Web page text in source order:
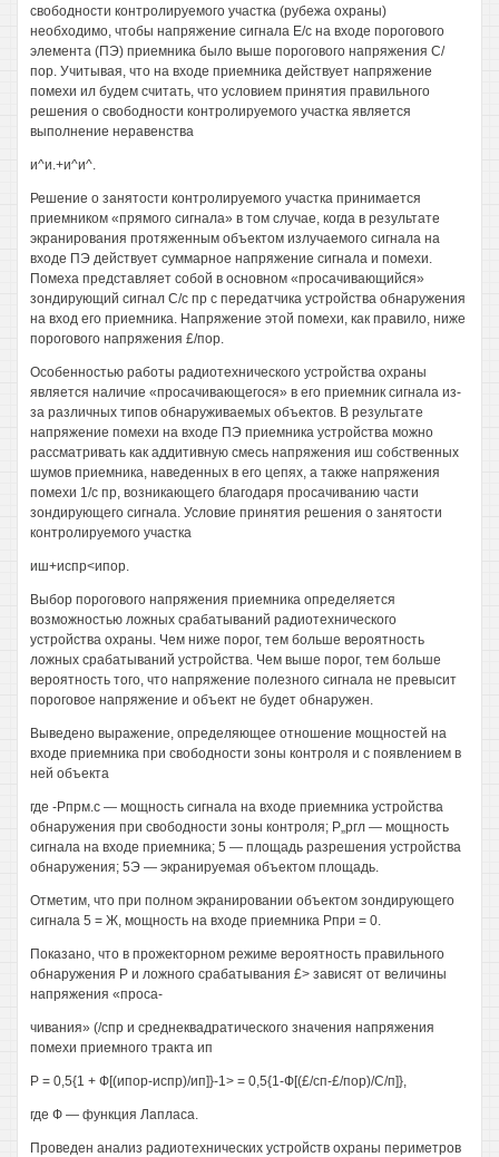
свободности контролируемого участка (рубежа охраны)
необходимо, чтобы напряжение сигнала Е/с на входе порогового
элемента (ПЭ) приемника было выше порогового напряжения С/
пор. Учитывая, что на входе приемника действует напряжение
помехи ил будем считать, что условием принятия правильного
решения о свободности контролируемого участка является
выполнение неравенства
и^и.+и^и^.
Решение о занятости контролируемого участка принимается
приемником «прямого сигнала» в том случае, когда в результате
экранирования протяженным объектом излучаемого сигнала на
входе ПЭ действует суммарное напряжение сигнала и помехи.
Помеха представляет собой в основном «просачивающийся»
зондирующий сигнал С/с пр с передатчика устройства обнаружения
на вход его приемника. Напряжение этой помехи, как правило, ниже
порогового напряжения £/пор.
Особенностью работы радиотехнического устройства охраны
является наличие «просачивающегося» в его приемник сигнала из-
за различных типов обнаруживаемых объектов. В результате
напряжение помехи на входе ПЭ приемника устройства можно
рассматривать как аддитивную смесь напряжения иш собственных
шумов приемника, наведенных в его цепях, а также напряжения
помехи 1/с пр, возникающего благодаря просачиванию части
зондирующего сигнала. Условие принятия решения о занятости
контролируемого участка
иш+испр<ипор.
Выбор порогового напряжения приемника определяется
возможностью ложных срабатываний радиотехнического
устройства охраны. Чем ниже порог, тем больше вероятность
ложных срабатываний устройства. Чем выше порог, тем больше
вероятность того, что напряжение полезного сигнала не превысит
пороговое напряжение и объект не будет обнаружен.
Выведено выражение, определяющее отношение мощностей на
входе приемника при свободности зоны контроля и с появлением в
ней объекта
где -Рпрм.с — мощность сигнала на входе приемника устройства
обнаружения при свободности зоны контроля; Р„ргл — мощность
сигнала на входе приемника; 5 — площадь разрешения устройства
обнаружения; 5Э — экранируемая объектом площадь.
Отметим, что при полном экранировании объектом зондирующего
сигнала 5 = Ж, мощность на входе приемника Рпри = 0.
Показано, что в прожекторном режиме вероятность правильного
обнаружения Р и ложного срабатывания £> зависят от величины
напряжения «проса-
чивания» (/спр и среднеквадратического значения напряжения
помехи приемного тракта ип
Р = 0,5{1 + Ф[(ипор-испр)/ип]}-1> = 0,5{1-Ф[(£/сп-£/пор)/С/п]},
где Ф — функция Лапласа.
Проведен анализ радиотехнических устройств охраны периметров